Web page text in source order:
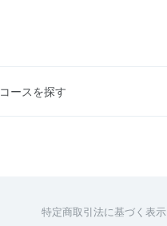
コースを探す
特定商取引法に基づく表示